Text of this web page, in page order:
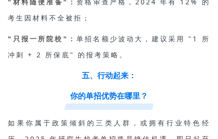
考生因材料不全被拒；
"只报一所院校"： 单招名额少波动大，建议采用 "1 所
冲刺 + 2 所保底" 的报考策略。
五、行动起来：
你的单招优势在哪里？
如果你属于政策倾斜的三类人群，或拥有行业特色经